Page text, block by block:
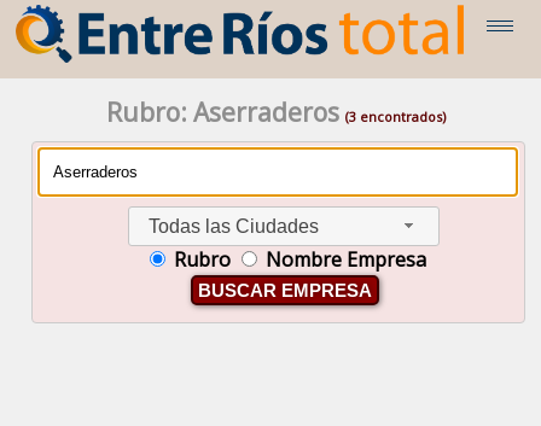
Rubro: Aserraderos (3 encontrados)
Todas las Ciudades
Rubro Nombre Empresa
BUSCAR EMPRESA